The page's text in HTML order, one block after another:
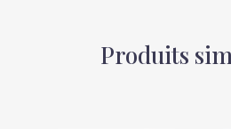
Produits